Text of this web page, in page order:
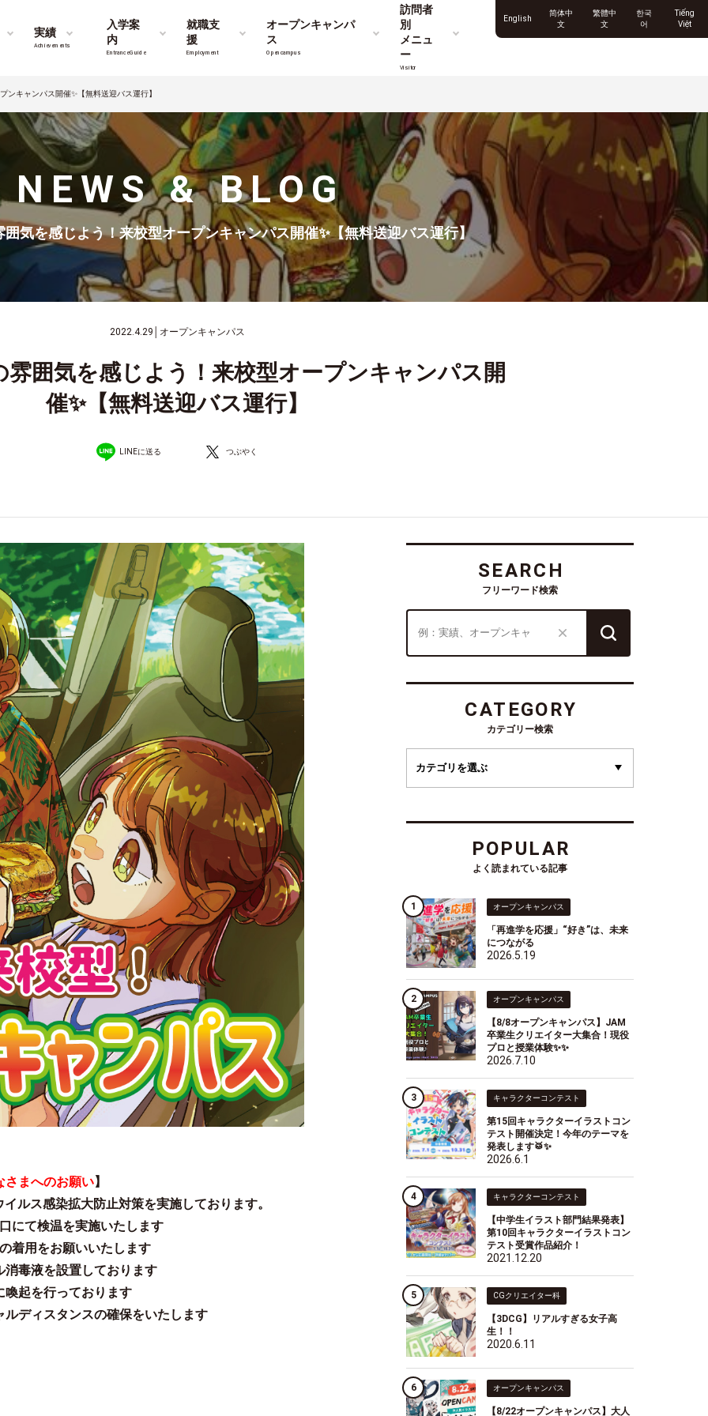
実績
Achievements
入学案
内
Entrance Guide
就職支
援
Employment
オープンキャンパ
ス
Opencampus
訪問者
別
メニュ
ー
Visitor
English
简体中
文
繁體中
文
한국
어
Tiếng
Việt
キャンパス開催✨【無料送迎バス運行】
NEWS & BLOG
気を感じよう！来校型オープンキャンパス開催✨【無料送迎バス運行】
2022.4.29 オープンキャンパス
囲気を感じよう！来校型オープンキャンパス開
催✨【無料送迎バス運行】
LINEに送る つぶやく
さまへのお願い】
ルス感染拡大防止対策を実施しております。
にて検温を実施いたします
着用をお願いいたします
毒液を設置しております
喚起を行っております
ディスタンスの確保をいたします
SEARCH
フリーワード検索
CATEGORY
カテゴリー検索
POPULAR
よく読まれている記事
オープンキャンパス
「再進学を応援」“好き”は、未来
につながる
2026.5.19
オープンキャンパス
【8/8オープンキャンパス】JAM
卒業生クリエイター大集合！現役
プロと授業体験✨✨
2026.7.10
キャラクターコンテスト
第15回キャラクターイラストコン
テスト開催決定！今年のテーマを
発表します🥁✨
2026.6.1
キャラクターコンテスト
【中学生イラスト部門結果発表】
第10回キャラクターイラストコン
テスト受賞作品紹介！
2021.12.20
CGクリエイター科
【3DCG】リアルすぎる女子高
生！！
2020.6.11
オープンキャンパス
【8/22オープンキャンパス】大人